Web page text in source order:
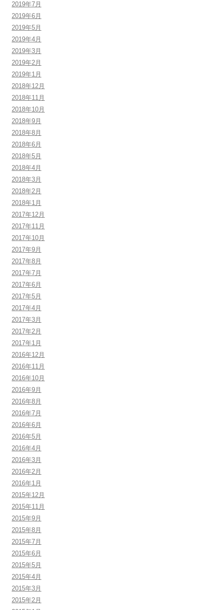
2019年7月
2019年6月
2019年5月
2019年4月
2019年3月
2019年2月
2019年1月
2018年12月
2018年11月
2018年10月
2018年9月
2018年8月
2018年6月
2018年5月
2018年4月
2018年3月
2018年2月
2018年1月
2017年12月
2017年11月
2017年10月
2017年9月
2017年8月
2017年7月
2017年6月
2017年5月
2017年4月
2017年3月
2017年2月
2017年1月
2016年12月
2016年11月
2016年10月
2016年9月
2016年8月
2016年7月
2016年6月
2016年5月
2016年4月
2016年3月
2016年2月
2016年1月
2015年12月
2015年11月
2015年9月
2015年8月
2015年7月
2015年6月
2015年5月
2015年4月
2015年3月
2015年2月